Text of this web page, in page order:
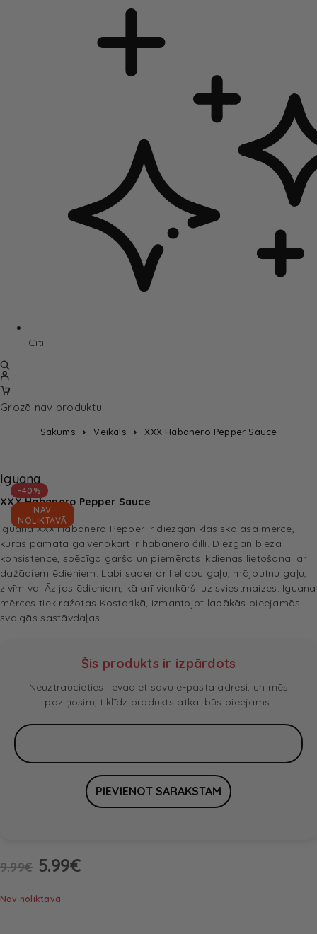
Citi
Grozā nav produktu.
Sākums Veikals XXX Habanero Pepper Sauce
-40%
NAV
NOLIKTAVĀ
Iguana
XXX Habanero Pepper Sauce
Iguana XXX Habanero Pepper ir diezgan klasiska asā mērce,
kuras pamatā galvenokārt ir habanero čilli. Diezgan bieza
konsistence, spēcīga garša un piemērots ikdienas lietošanai ar
dažādiem ēdieniem. Labi sader ar liellopu gaļu, mājputnu gaļu,
zivīm vai Āzijas ēdieniem, kā arī vienkārši uz sviestmaizes. Iguana
mērces tiek ražotas Kostarikā, izmantojot labākās pieejamās
svaigās sastāvdaļas.
Šis produkts ir izpārdots
Neuztraucieties! Ievadiet savu e-pasta adresi, un mēs
paziņosim, tiklīdz produkts atkal būs pieejams.
9.99€ 5.99€
Nav noliktavā